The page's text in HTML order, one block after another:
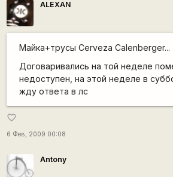
ALEXAN
Майка+трусы Cerveza Calenberger...
Договаривались на той неделе
недоступен, на этой неделе в
жду ответа в лс
favorite_border
6 Фев, 2009 00:08
Antony